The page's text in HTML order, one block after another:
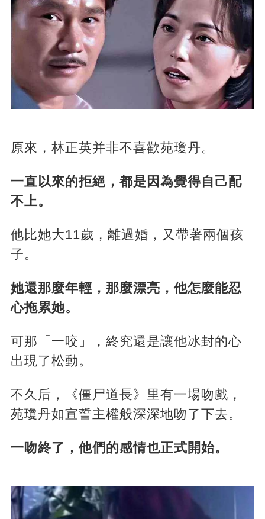
原來，林正英并非不喜歡苑瓊丹。
一直以來的拒絕，都是因為覺得自己配
不上。
他比她大11歲，離過婚，又帶著兩個孩
子。
她還那麼年輕，那麼漂亮，他怎麼能忍
心拖累她。
可那「一咬」，終究還是讓他冰封的心
出現了松動。
不久后，《僵尸道長》里有一場吻戲，
苑瓊丹如宣誓主權般深深地吻了下去。
一吻終了，他們的感情也正式開始。